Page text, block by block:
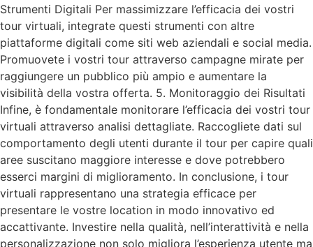
Strumenti Digitali Per massimizzare l’efficacia dei vostri
tour virtuali, integrate questi strumenti con altre
piattaforme digitali come siti web aziendali e social media.
Promuovete i vostri tour attraverso campagne mirate per
raggiungere un pubblico più ampio e aumentare la
visibilità della vostra offerta. 5. Monitoraggio dei Risultati
Infine, è fondamentale monitorare l’efficacia dei vostri tour
virtuali attraverso analisi dettagliate. Raccogliete dati sul
comportamento degli utenti durante il tour per capire quali
aree suscitano maggiore interesse e dove potrebbero
esserci margini di miglioramento. In conclusione, i tour
virtuali rappresentano una strategia efficace per
presentare le vostre location in modo innovativo ed
accattivante. Investire nella qualità, nell’interattività e nella
personalizzazione non solo migliora l’esperienza utente ma